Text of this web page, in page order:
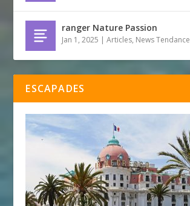
ranger Nature Passion
Jan 1, 2025 |Articles, News Tendance
ESCAPADES